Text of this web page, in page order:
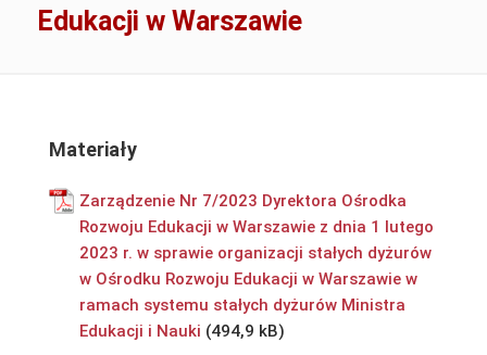
Edukacji w Warszawie
Materiały
Zarządzenie Nr 7/2023 Dyrektora Ośrodka
Rozwoju Edukacji w Warszawie z dnia 1 lutego
2023 r. w sprawie organizacji stałych dyżurów
w Ośrodku Rozwoju Edukacji w Warszawie w
ramach systemu stałych dyżurów Ministra
Edukacji i Nauki